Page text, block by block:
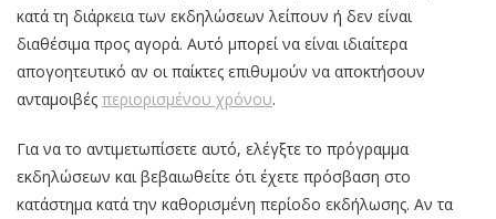
κατά τη διάρκεια των εκδηλώσεων λείπουν ή δεν είναι
διαθέσιμα προς αγορά. Αυτό μπορεί να είναι ιδιαίτερα
απογοητευτικό αν οι παίκτες επιθυμούν να αποκτήσουν
ανταμοιβές περιορισμένου χρόνου.
Για να το αντιμετωπίσετε αυτό, ελέγξτε το πρόγραμμα
εκδηλώσεων και βεβαιωθείτε ότι έχετε πρόσβαση στο
κατάστημα κατά την καθορισμένη περίοδο εκδήλωσης. Αν τα